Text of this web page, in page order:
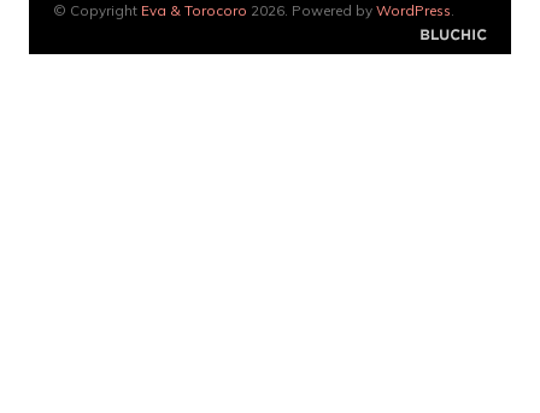
© Copyright Eva & Torocoro 2026. Powered by WordPress.